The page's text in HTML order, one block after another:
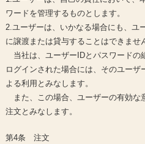
ワードを管理するものとします。
2.ユーザーは、いかなる場合にも、ユ
に譲渡または貸与することはできませ
当社は、ユーザーIDとパスワードの
ログインされた場合には、そのユー
よる利用とみなします。
また、この場合、ユーザーの有効な
注文とみなします。
第4条 注文